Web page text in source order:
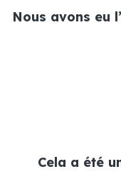
Nous avons eu
Cela a été